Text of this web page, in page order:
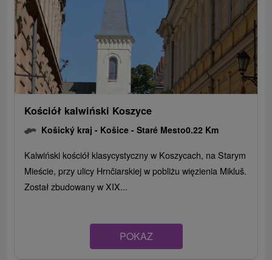
Kościół kalwiński Koszyce
Košický kraj - Košice - Staré Mesto0.22 Km
Kalwiński kościół klasycystyczny w Koszycach, na Starym
Mieście, przy ulicy Hrnčiarskiej w pobliżu więzienia Mikluš.
Został zbudowany w XIX...
POKAZ